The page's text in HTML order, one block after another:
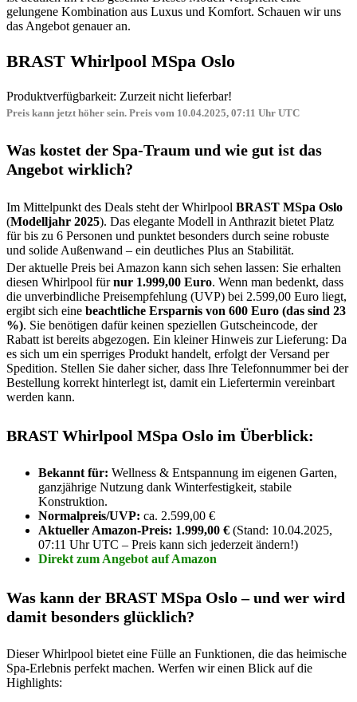
gelungene Kombination aus Luxus und Komfort. Schauen wir uns
das Angebot genauer an.
BRAST Whirlpool MSpa Oslo
Produktverfügbarkeit: Zurzeit nicht lieferbar!
Preis kann jetzt höher sein. Preis vom 10.04.2025, 07:11 Uhr UTC
Was kostet der Spa-Traum und wie gut ist das
Angebot wirklich?
Im Mittelpunkt des Deals steht der Whirlpool BRAST MSpa Oslo
(Modelljahr 2025). Das elegante Modell in Anthrazit bietet Platz
für bis zu 6 Personen und punktet besonders durch seine robuste
und solide Außenwand – ein deutliches Plus an Stabilität.
Der aktuelle Preis bei Amazon kann sich sehen lassen: Sie erhalten
diesen Whirlpool fürnur 1.999,00 Euro. Wenn man bedenkt, dass
die unverbindliche Preisempfehlung (UVP) bei 2.599,00 Euro liegt,
ergibt sich eine beachtliche Ersparnis von 600 Euro (das sind 23
%). Sie benötigen dafür keinen speziellen Gutscheincode, der
Rabatt ist bereits abgezogen. Ein kleiner Hinweis zur Lieferung: Da
es sich um ein sperriges Produkt handelt, erfolgt der Versand per
Spedition. Stellen Sie daher sicher, dass Ihre Telefonnummer bei der
Bestellung korrekt hinterlegt ist, damit ein Liefertermin vereinbart
werden kann.
BRAST Whirlpool MSpa Oslo im Überblick:
Bekannt für: Wellness & Entspannung im eigenen Garten,
ganzjährige Nutzung dank Winterfestigkeit, stabile
Konstruktion.
Normalpreis/UVP: ca. 2.599,00 €
Aktueller Amazon-Preis: 1.999,00 € (Stand: 10.04.2025,
07:11 Uhr UTC – Preis kann sich jederzeit ändern!)
Direkt zum Angebot auf Amazon
Was kann der BRAST MSpa Oslo – und wer wird
damit besonders glücklich?
Dieser Whirlpool bietet eine Fülle an Funktionen, die das heimische
Spa-Erlebnis perfekt machen. Werfen wir einen Blick auf die
Highlights: